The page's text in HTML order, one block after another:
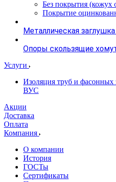
Без покрытия (кожух
Покрытие
Металлическая
Опоры скользящие
Услуги
Изоляция труб и
ВУС
Акции
Доставка
Оплата
Компания
О компании
История
ГОСТы
Сертификаты